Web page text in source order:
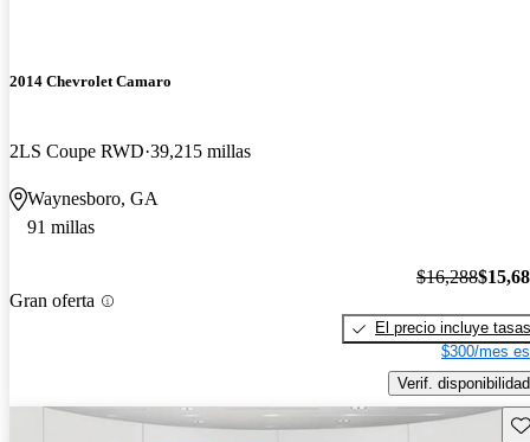
2014 Chevrolet Camaro
2LS Coupe RWD 39,215 millas
Waynesboro, GA
91 millas
Gran oferta
$16,288
El precio incluye tasas
$300/mes
Verif. disponibilidad